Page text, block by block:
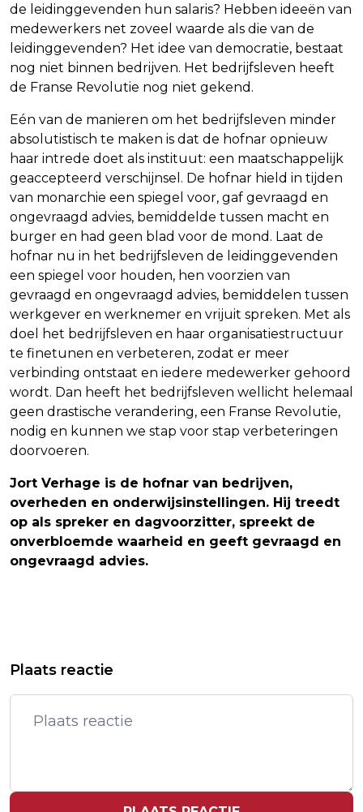
de leidinggevenden hun salaris? Hebben ideeën van
medewerkers net zoveel waarde als die van de
leidinggevenden? Het idee van democratie, bestaat
nog niet binnen bedrijven. Het bedrijfsleven heeft
de Franse Revolutie nog niet gekend.
Eén van de manieren om het bedrijfsleven minder
absolutistisch te maken is dat de hofnar opnieuw
haar intrede doet als instituut: een maatschappelijk
geaccepteerd verschijnsel. De hofnar hield in tijden
van monarchie een spiegel voor, gaf gevraagd en
ongevraagd advies, bemiddelde tussen macht en
burger en had geen blad voor de mond. Laat de
hofnar nu in het bedrijfsleven de leidinggevenden
een spiegel voor houden, hen voorzien van
gevraagd en ongevraagd advies, bemiddelen tussen
werkgever en werknemer en vrijuit spreken. Met als
doel het bedrijfsleven en haar organisatiestructuur
te finetunen en verbeteren, zodat er meer
verbinding ontstaat en iedere medewerker gehoord
wordt. Dan heeft het bedrijfsleven wellicht helemaal
geen drastische verandering, een Franse Revolutie,
nodig en kunnen we stap voor stap verbeteringen
doorvoeren.
Jort Verhage is de hofnar van bedrijven,
overheden en onderwijsinstellingen. Hij treedt
op als spreker en dagvoorzitter, spreekt de
onverbloemde waarheid en geeft gevraagd en
ongevraagd advies.
KOERSVAL VAN AFGELOPEN WEEKEND
VEEL VALLENDE STERREN TE ZIEN BIJ
GUNSTIGE OMSTANDIGHEDEN
Plaats reactie